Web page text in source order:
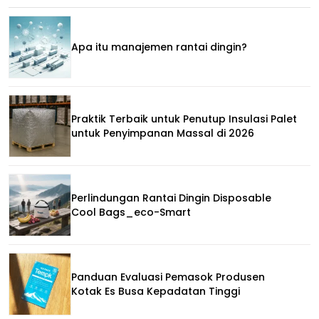
Apa itu manajemen rantai dingin?
Praktik Terbaik untuk Penutup Insulasi Palet
untuk Penyimpanan Massal di 2026
Perlindungan Rantai Dingin Disposable
Cool Bags_eco-Smart
Panduan Evaluasi Pemasok Produsen
Kotak Es Busa Kepadatan Tinggi